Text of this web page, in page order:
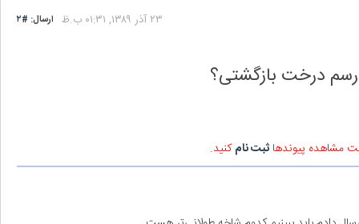
ارسال: #۲ ۲۳ آذر ۱۳۸۹, ۰۱:۳۱ ب.ظ
رسم درخت بازگشتی؟
مشاهده پیوندها ثبت نامکنید.